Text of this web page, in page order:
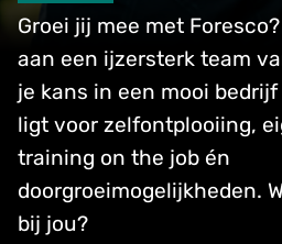
Groei jij mee met
aan een ijzersterk team
je kans in een mooi
ligt voor zelfontplooiing,
training on the job én
doorgroeimogelijkheden.
bij jou?